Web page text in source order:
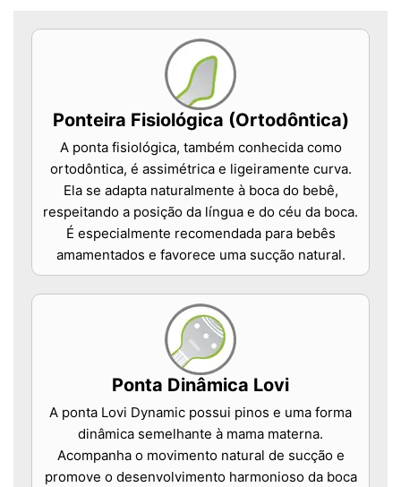
Ponteira Fisiológica (Ortodôntica)
A ponta fisiológica, também conhecida como
ortodôntica, é assimétrica e ligeiramente curva.
Ela se adapta naturalmente à boca do bebê,
respeitando a posição da língua e do céu da boca.
É especialmente recomendada para bebês
amamentados e favorece uma sucção natural.
Ponta Dinâmica Lovi
A ponta Lovi Dynamic possui pinos e uma forma
dinâmica semelhante à mama materna.
Acompanha o movimento natural de sucção e
promove o desenvolvimento harmonioso da boca